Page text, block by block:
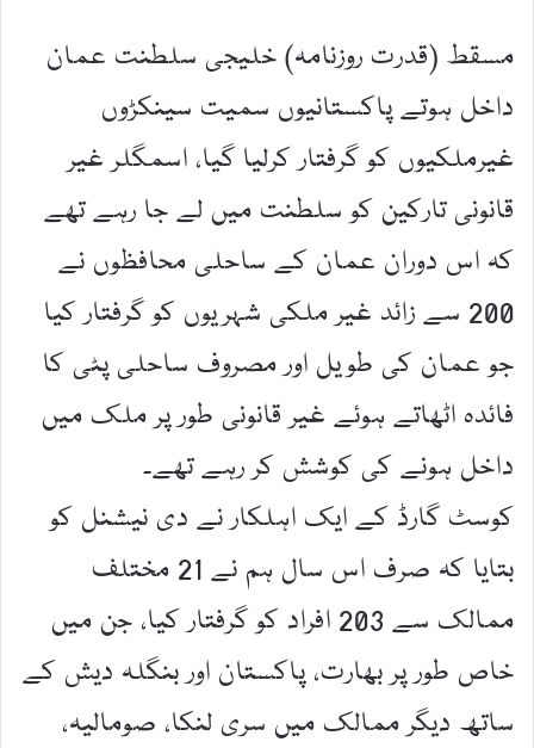
مسقط (قدرت روزنامہ) خلیجی سلطنت عمان
داخل ہوتے پاکستانیوں سمیت سینکڑوں
غیرملکیوں کو گرفتار کرلیا گیا، اسمگلر غیر
قانونی تارکین کو سلطنت میں لے جا رہے تھے
کہ اس دوران عمان کے ساحلی محافظوں نے
200 سے زائد غیر ملکی شہریوں کو گرفتار کیا
جو عمان کی طویل اور مصروف ساحلی پٹی کا
فائدہ اٹھاتے ہوئے غیر قانونی طور پر ملک میں
داخل ہونے کی کوشش کر رہے تھے۔
کوسٹ گارڈ کے ایک اہلکار نے دی نیشنل کو
بتایا کہ صرف اس سال ہم نے 21 مختلف
ممالک سے 203 افراد کو گرفتار کیا، جن میں
خاص طور پر بھارت، پاکستان اور بنگلہ دیش کے
ساتھ دیگر ممالک میں سری لنکا، صومالیہ،